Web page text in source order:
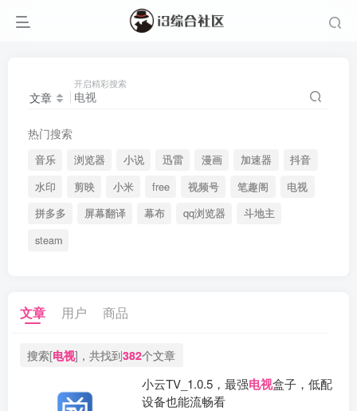
文章
开启精彩搜索
热门搜索
音乐 浏览器 小说 迅雷 漫画 加速器
抖音
水印
剪映 小米 free 视频号 笔趣阁
电视
拼多多
屏幕翻译 幕布 qq浏览器
斗地主
steam
文章 用户 商品
搜索[电视]，共找到382个文章
小云TV_1.0.5，最强电视盒子，低配
设备也能流畅看